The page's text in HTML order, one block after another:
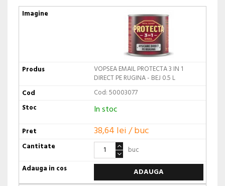
VOPSEA EMAIL PROTECTA 3 IN 1
DIRECT PE RUGINA - BEJ 0.5 L
Cod: 50003077
In stoc
38,64 lei / buc
buc
ADAUGA